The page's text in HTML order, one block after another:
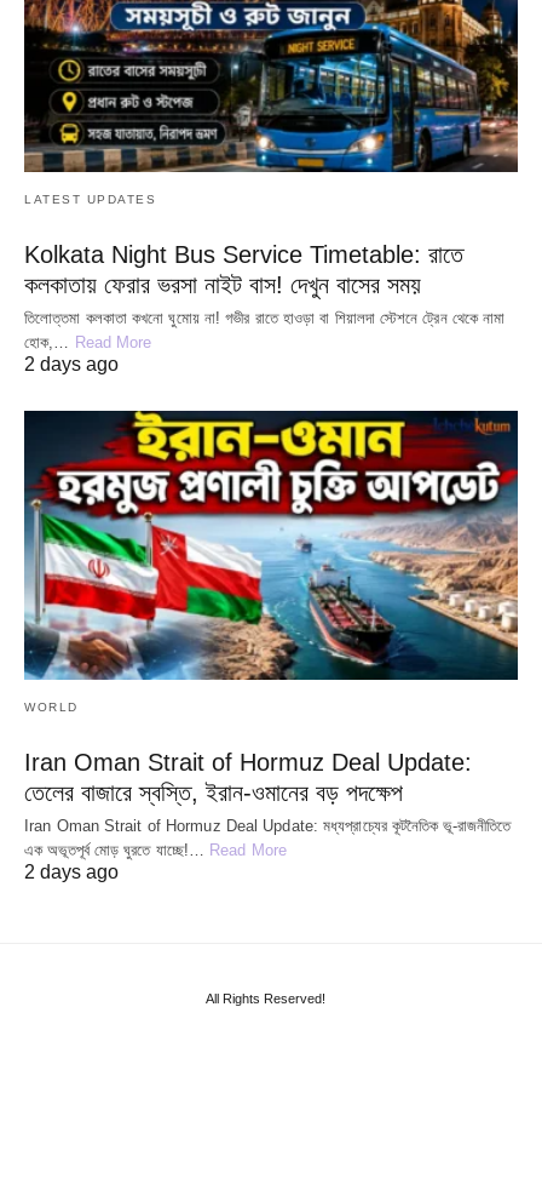
LATEST UPDATES
Kolkata Night Bus Service Timetable: রাতে
কলকাতায় ফেরার ভরসা নাইট বাস! দেখুন বাসের সময়
তিলোত্তমা কলকাতা কখনো ঘুমোয় না! গভীর রাতে হাওড়া বা শিয়ালদা স্টেশনে ট্রেন থেকে নামা
হোক,…
Read More
2 days ago
WORLD
Iran Oman Strait of Hormuz Deal Update:
তেলের বাজারে স্বস্তি, ইরান-ওমানের বড় পদক্ষেপ
Iran Oman Strait of Hormuz Deal Update: মধ্যপ্রাচ্যের কূটনৈতিক ভূ-রাজনীতিতে
এক অভূতপূর্ব মোড় ঘুরতে যাচ্ছে!… Read More
2 days ago
All Rights Reserved!